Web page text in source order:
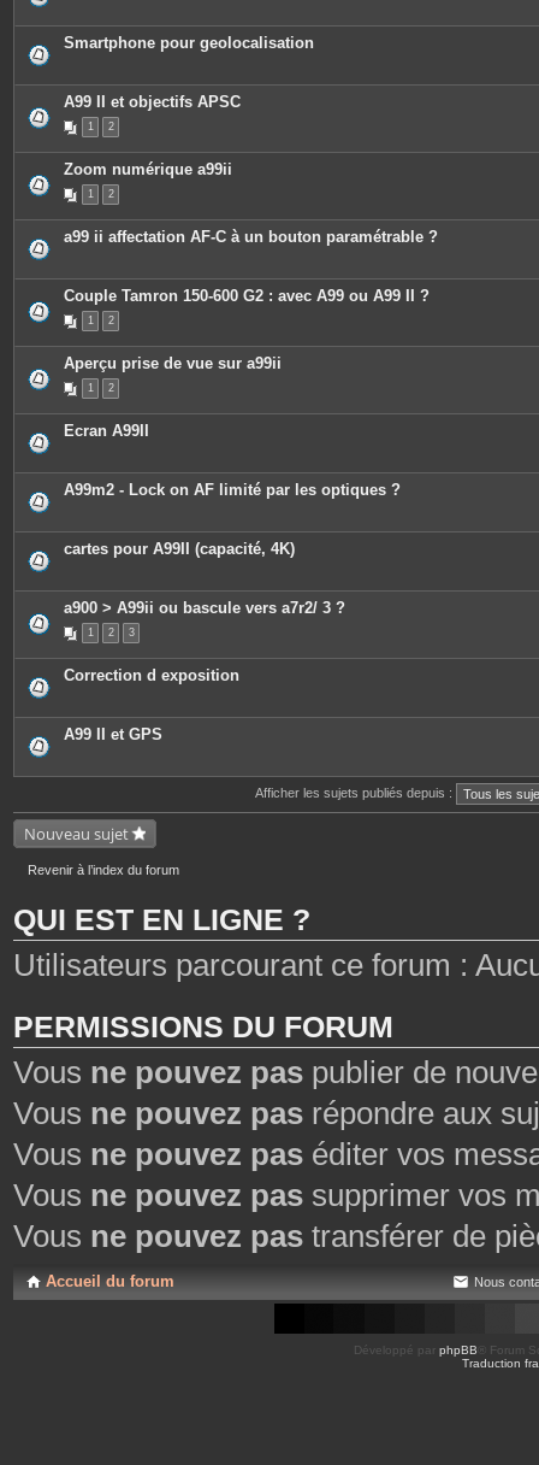
Smartphone pour geolocalisation
A99 II et objectifs APSC
1 2
Zoom numérique a99ii
1 2
a99 ii affectation AF-C à un bouton paramétrable ?
Couple Tamron 150-600 G2 : avec A99 ou A99 II ?
1 2
Aperçu prise de vue sur a99ii
1 2
Ecran A99II
A99m2 - Lock on AF limité par les optiques ?
cartes pour A99II (capacité, 4K)
a900 > A99ii ou bascule vers a7r2/ 3 ?
1 2 3
Correction d exposition
A99 II et GPS
Afficher les sujets publiés depuis :
Nouveau sujet
Revenir à l’index du forum
QUI EST EN LIGNE ?
Utilisateurs parcourant ce forum :
PERMISSIONS DU FORUM
Vous ne pouvez pas publier de
Vous ne pouvez pas répondre aux
Vous ne pouvez pas éditer vos
Vous ne pouvez pas supprimer vos
Vous ne pouvez pas transférer de
Accueil du forum Nous
Développé par phpBB ® Forum
Traduction